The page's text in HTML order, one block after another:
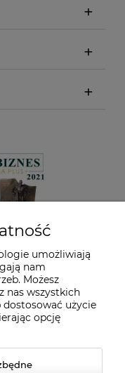
umożliwiają
nam
Możesz
nas wszystkich
użycie
opcję